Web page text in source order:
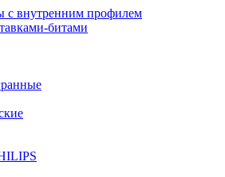
с внутренним профилем
битами